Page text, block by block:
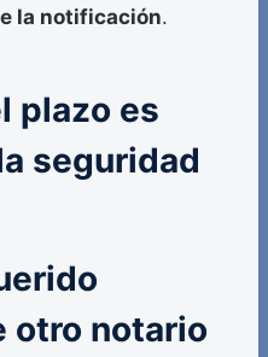
la notificación.
plazo es
seguridad
otro notario